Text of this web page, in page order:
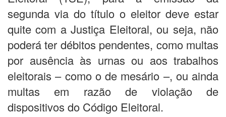
segunda via do título o eleitor deve estar
quite com a Justiça Eleitoral, ou seja, não
poderá ter débitos pendentes, como multas
por ausência às urnas ou aos trabalhos
eleitorais – como o de mesário –, ou ainda
multas em razão de violação de
dispositivos do Código Eleitoral.